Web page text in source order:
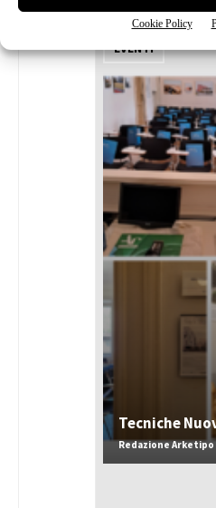
Cookie Policy
EVENTI
Tecniche
Redazione Arketipo